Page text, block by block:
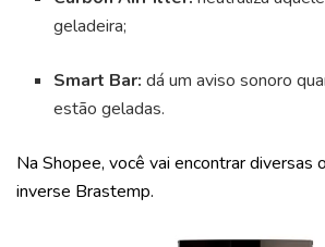
geladeira;
Smart Bar: dá um aviso sonoro
estão geladas.
Na Shopee, você vai encontrar diversas
inverse Brastemp.